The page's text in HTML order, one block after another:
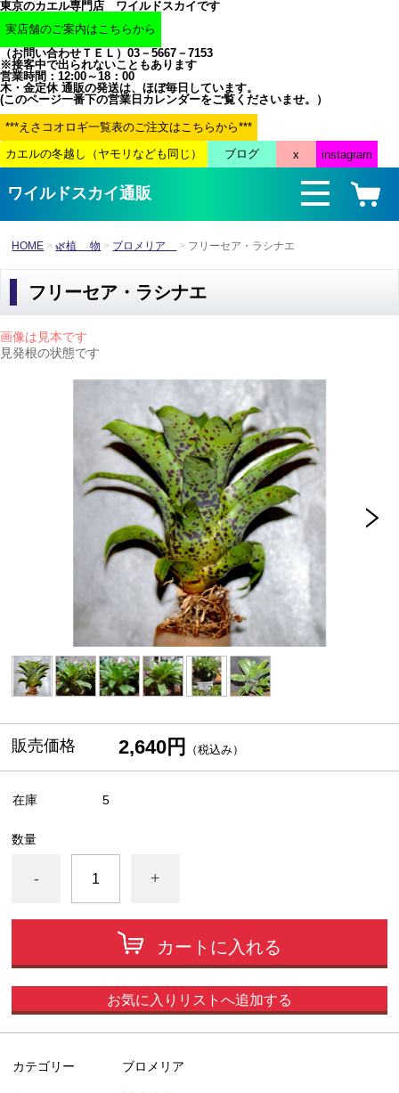
東京のカエル専門店 ワイルドスカイです
（お問い合わせＴＥＬ）03－5667－7153
※接客中で出られないこともあります
営業時間：12:00～18：00
木・金定休 通販の発送は、ほぼ毎日しています。
(このページ一番下の営業日カレンダーをご覧くださいませ。）
ワイルドスカイ通販
HOME 🌿植 物 ブロメリア フリーセア・ラシナエ
フリーセア・ラシナエ
画像は見本です
見発根の状態です
販売価格 2,640円 （税込み）
在庫 5
数量
- +
カートに入れる
お気に入りリストへ追加する
カテゴリー ブロメリア